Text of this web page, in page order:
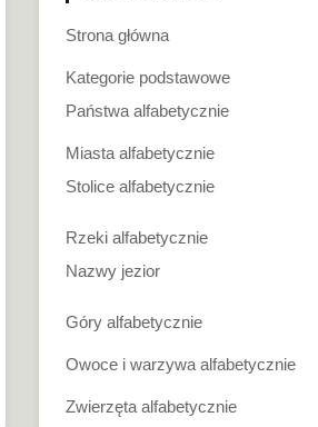
Strona główna
Kategorie podstawowe
Państwa alfabetycznie
Miasta alfabetycznie
Stolice alfabetycznie
Rzeki alfabetycznie
Nazwy jezior
Góry alfabetycznie
Owoce i warzywa alfabetycznie
Zwierzęta alfabetycznie